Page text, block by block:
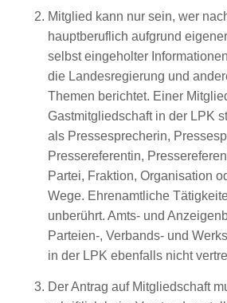
Mitglied kann nur sein, wer
hauptberuflich aufgrund
selbst eingeholter
die Landesregierung und
Themen berichtet. Einer
Gastmitgliedschaft in der LPK
als Pressesprecherin,
Pressereferentin,
Partei, Fraktion, Organisation
Wege. Ehrenamtliche
unberührt. Amts- und
Parteien-, Verbands- und
in der LPK ebenfalls nicht
Der Antrag auf Mitgliedschaft